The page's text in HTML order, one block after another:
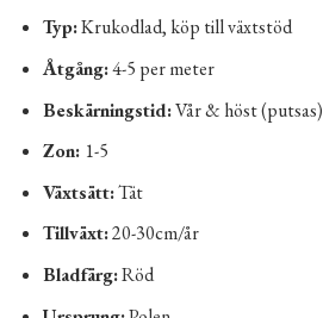
Typ:Krukodlad, köp till växtstöd
Åtgång:4-5 per meter
Beskärningstid:Vår & höst (putsas)
Zon: 1-5
Växtsätt:Tät
Tillväxt:20-30cm/år
Bladfärg:Röd